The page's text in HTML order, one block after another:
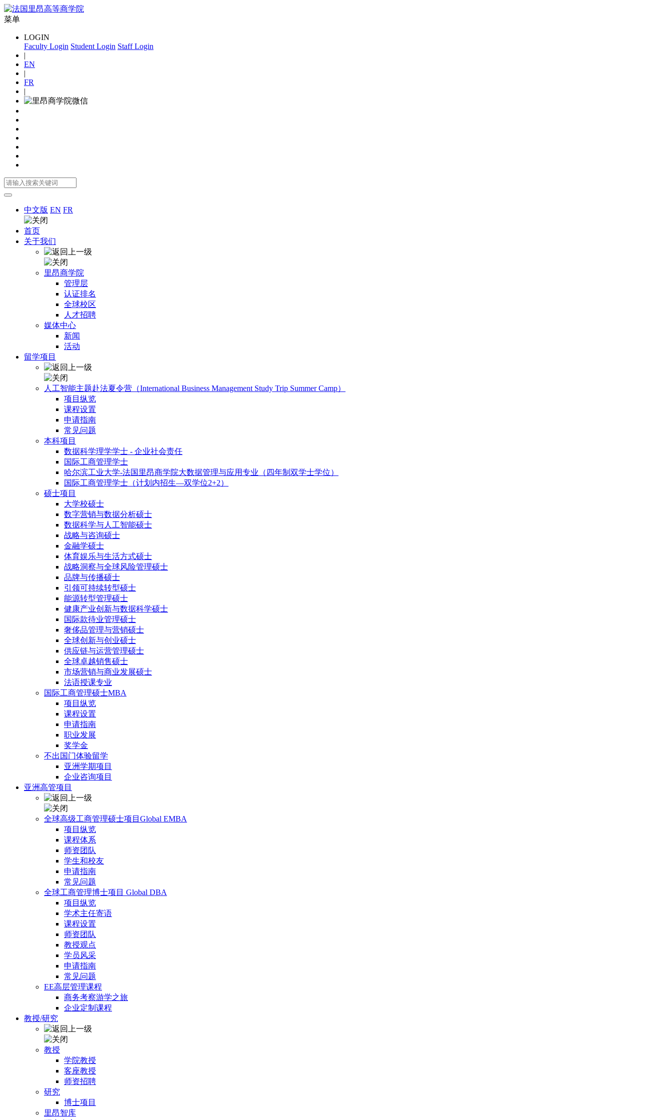
菜单
LOGIN
Faculty Login Student Login Staff Login
|
EN
|
FR
|
中文版 EN FR
首页
关于我们
里昂商学院
管理层
认证排名
全球校区
人才招聘
媒体中心
新闻
活动
留学项目
人工智能主题赴法夏令营（International Business Management Study Trip Summer Camp）
项目纵览
课程设置
申请指南
常见问题
本科项目
数据科学理学学士 - 企业社会责任
国际工商管理学士
哈尔滨工业大学-法国里昂商学院大数据管理与应用专业（四年制双学士学位）
国际工商管理学士（计划内招生—双学位2+2）
硕士项目
大学校硕士
数字营销与数据分析硕士
数据科学与人工智能硕士
战略与咨询硕士
金融学硕士
体育娱乐与生活方式硕士
战略洞察与全球风险管理硕士
品牌与传播硕士
引领可持续转型硕士
能源转型管理硕士
健康产业创新与数据科学硕士
国际款待业管理硕士
奢侈品管理与营销硕士
全球创新与创业硕士
供应链与运营管理硕士
全球卓越销售硕士
市场营销与商业发展硕士
法语授课专业
国际工商管理硕士MBA
项目纵览
课程设置
申请指南
职业发展
奖学金
不出国门体验留学
亚洲学期项目
企业咨询项目
亚洲高管项目
全球高级工商管理硕士项目Global EMBA
项目纵览
课程体系
师资团队
学生和校友
申请指南
常见问题
全球工商管理博士项目 Global DBA
项目纵览
学术主任寄语
课程设置
师资团队
教授观点
学员风采
申请指南
常见问题
EE高层管理课程
商务考察游学之旅
企业定制课程
教授/研究
教授
学院教授
客座教授
师资招聘
研究
博士项目
里昂智库